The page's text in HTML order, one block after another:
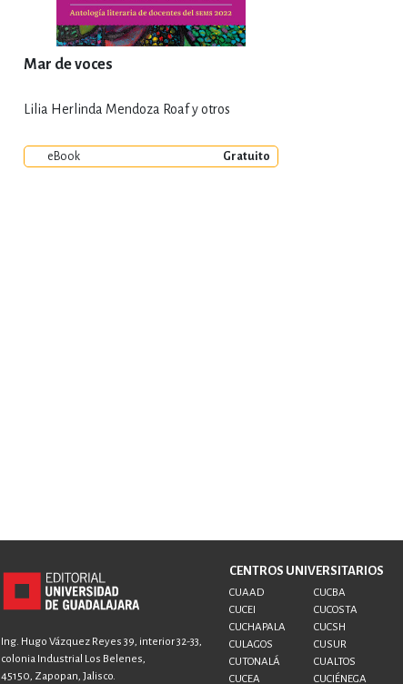
Mar de voces
Lilia Herlinda Mendoza Roaf y otros
eBook Gratuito
Ing. Hugo Vázquez Reyes 39, interior 32-33,
colonia Industrial Los Belenes,
45150, Zapopan, Jalisco.
CENTROS UNIVERSITARIOS
CUAAD
CUCBA
CUCEI
CUCOSTA
CUCHAPALA
CUCSH
CULAGOS
CUSUR
CUTONALÁ
CUALTOS
CUCEA
CUCIÉNEGA